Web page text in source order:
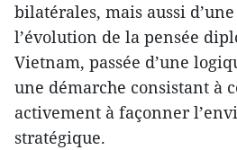
bilatérales, mais aussi
l’évolution de la pensée
Vietnam, passée d’une
une démarche consistant à
activement à façonner
stratégique.